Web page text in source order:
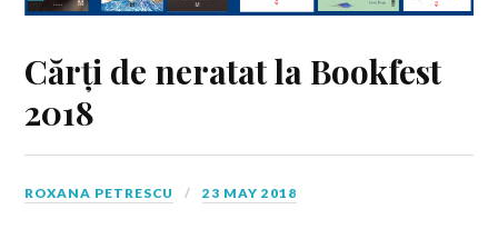
Cărți de neratat la Bookfest
2018
ROXANA PETRESCU 23 MAY 2018